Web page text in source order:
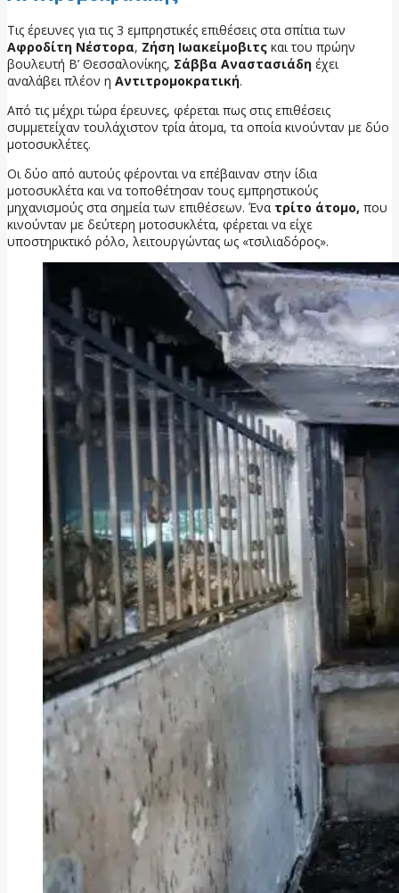
Τις έρευνες για τις 3 εμπρηστικές επιθέσεις στα σπίτια των
Αφροδίτη Νέστορα, Ζήση Ιωακείμοβιτς και του πρώην
βουλευτή Β’ Θεσσαλονίκης, Σάββα Αναστασιάδη έχει
αναλάβει πλέον η Αντιτρομοκρατική.
Από τις μέχρι τώρα έρευνες, φέρεται πως στις επιθέσεις
συμμετείχαν τουλάχιστον τρία άτομα, τα οποία κινούνταν με δύο
μοτοσυκλέτες.
Οι δύο από αυτούς φέρονται να επέβαιναν στην ίδια
μοτοσυκλέτα και να τοποθέτησαν τους εμπρηστικούς
μηχανισμούς στα σημεία των επιθέσεων. Ένα τρίτο άτομο, που
κινούνταν με δεύτερη μοτοσυκλέτα, φέρεται να είχε
υποστηρικτικό ρόλο, λειτουργώντας ως «τσιλιαδόρος».